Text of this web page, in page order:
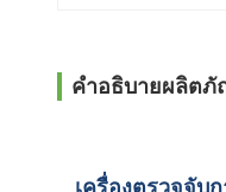
คำอธิบายผลิต
เครื่องตรวจจับ